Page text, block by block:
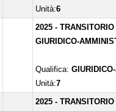
Unità:6
2025 -
GIURIDICO-
Qualifica:
Unità:7
2025 -